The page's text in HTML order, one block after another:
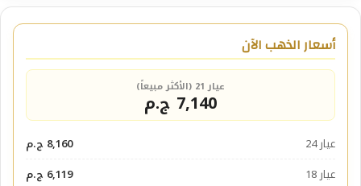
أسعار الذهب الآن
عيار 21 (الأكثر مبيعاً)
7,140 ج.م
عيار 24
8,160 ج.م
عيار 18
6,119 ج.م